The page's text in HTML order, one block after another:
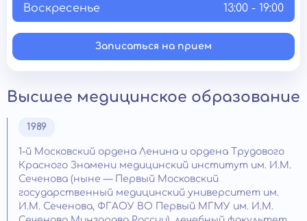
Воскресенье 13:00 - 19:00
Записаться на прием
Высшее медицинское образование
1989
1-й Московский ордена Ленина и ордена Трудового
Красного Знамени медицинский институт им. И.М.
Сеченова (ныне — Первый Московский
государственный медицинский университет им.
И.М. Сеченова, ФГАОУ ВО Первый МГМУ им. И.М.